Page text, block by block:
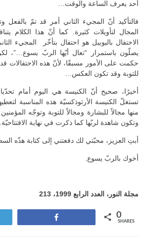
أحد يعرف الساعة والوقت…
فالتأكيد أنّ المجيء الثاني أمر قد تمّ بالفعل
المجال لتأويلات كثيرة. كما أنّ هذا الكلام
الاحتفال باليوبيل هو احتفال بتأخّر المجيء
يصلّون باستمرار “تعال أيّها الربّ يسوع…”،
حكمت على الأمور مسبقًا، لأنّ هذه الاحتفالات
للتوبة وقد تكون العكس…
أخيرًا، صحيح أنّ الكنيسة هي اليوم أمام
تستغلّ الكنيسة الأرثوذكسيّة هذه المناسبة
منها مجالاً للبشارة ومجالاً للتوبة وتوجّه
وتكون شاهدة لربّها كما ذكرت في نهاية الافتتاحيّة.
أبتِ العزيز، محبّتي لك دفعتني إلى كتابة هذّه
أخوك بالربّ يسوع.
مجلة النور، العدد الرابع 1999، 213
0
SHARES